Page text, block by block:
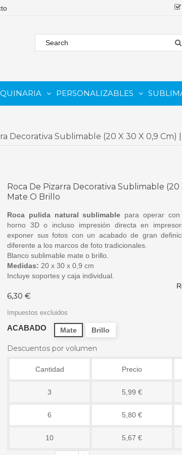
PERSONALIZABLES
Decorativa Sublimable (20 X 30 X 0,9 Cm)
Roca De Pizarra Decorativa Sublimable (20
Mate O Brillo
Roca pulida natural sublimable para operar
horno 3D o incluso impresión directa en
exponer sus fotos con un acabado de gran
diferente a los marcos de foto tradicionales.
Blanco sublimable mate o brillo.
Medidas: 20 x 30 x 0,9 cm
Incluye soportes y caja individual.
6,30 €
Impuestos excluidos
ACABADO Mate Brillo
Descuentos por volumen
Cantidad Precio
3 5,99 €
6 5,80 €
10 5,67 €